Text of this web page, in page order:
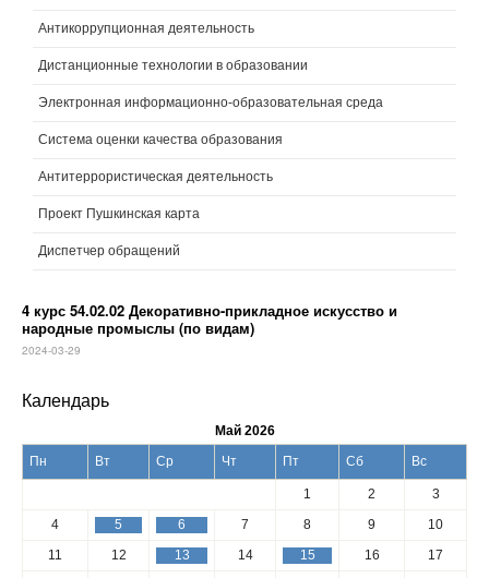
Антикоррупционная деятельность
Дистанционные технологии в образовании
Электронная информационно-образовательная среда
Система оценки качества образования
Антитеррористическая деятельность
Проект Пушкинская карта
Диспетчер обращений
4 курс 54.02.02 Декоративно-прикладное искусство и
народные промыслы (по видам)
2024-03-29
Календарь
Май 2026
Пн
Вт Ср Чт Пт Сб Вс
1 2
3
4
5 6 7 8 9
10
11
12 13 14 15 16 17